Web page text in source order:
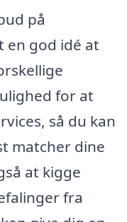
på
en god idé at
for at
så du kan
matcher dine
at kigge
fra